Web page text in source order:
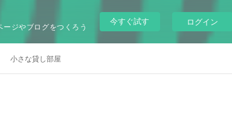
ジやブログをつくろう
今すぐ試す ログイン
小さな貸し部屋